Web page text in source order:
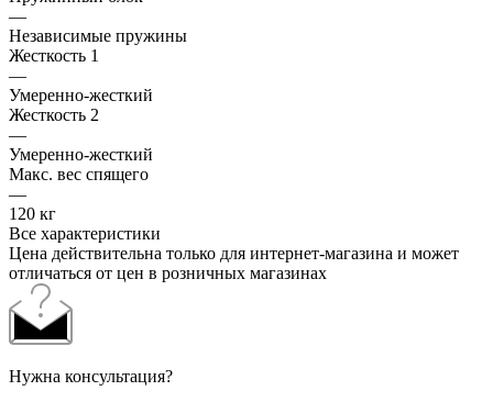
—
Независимые пружины
Жесткость 1
—
Умеренно-жесткий
Жесткость 2
—
Умеренно-жесткий
Макс. вес спящего
—
120 кг
Все характеристики
Цена действительна только для интернет-магазина и может
отличаться от цен в розничных магазинах
Нужна консультация?